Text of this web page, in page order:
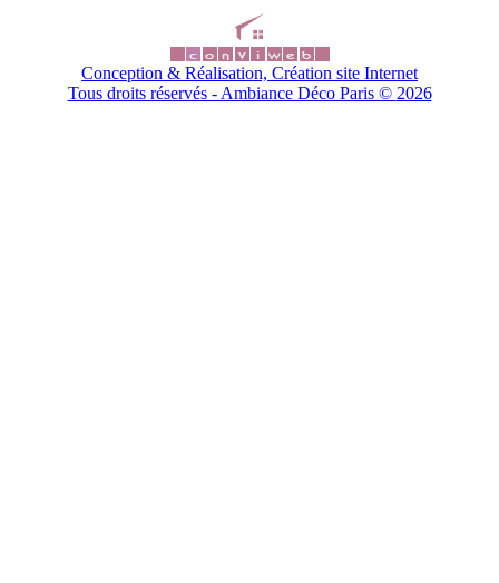
Conception & Réalisation, Création site Internet
Tous droits réservés - Ambiance Déco Paris © 2026